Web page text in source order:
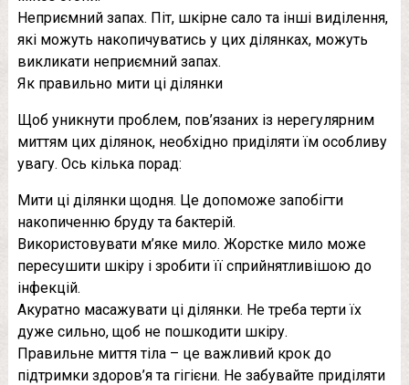
Неприємний запах. Піт, шкірне сало та інші виділення,
які можуть накопичуватись у цих ділянках, можуть
викликати неприємний запах.
Як правильно мити ці ділянки
Щоб уникнути проблем, пов’язаних із нерегулярним
миттям цих ділянок, необхідно приділяти їм особливу
увагу. Ось кілька порад:
Мити ці ділянки щодня. Це допоможе запобігти
накопиченню бруду та бактерій.
Використовувати м’яке мило. Жорстке мило може
пересушити шкіру і зробити її сприйнятливішою до
інфекцій.
Акуратно масажувати ці ділянки. Не треба терти їх
дуже сильно, щоб не пошкодити шкіру.
Правильне миття тіла – це важливий крок до
підтримки здоров’я та гігієни. Не забувайте приділяти